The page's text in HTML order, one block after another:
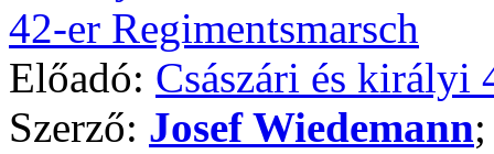
42-er Regimentsmarsch
Előadó: Császári és királyi
Szerző: Josef Wiedemann